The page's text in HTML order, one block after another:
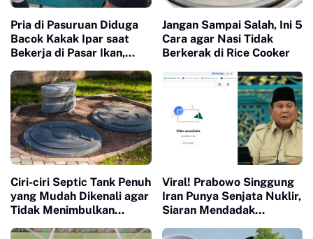
Pria di Pasuruan Diduga
Bacok Kakak Ipar saat
Bekerja di Pasar Ikan,
Pancing
Jangan Sampai Salah, Ini 5
Cara agar Nasi Tidak
Berkerak di Rice Cooker
Ciri-ciri Septic Tank Penuh
yang Mudah Dikenali agar
Tidak Menimbulkan
Viral! Prabowo Singgung
Iran Punya Senjata Nuklir,
Siaran Mendadak